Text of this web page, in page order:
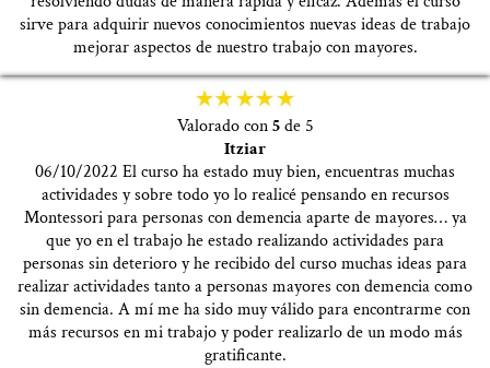
sirve para adquirir nuevos conocimientos nuevas ideas de trabajo
mejorar aspectos de nuestro trabajo con mayores.
Valorado con5de 5
Itziar
06/10/2022 El curso ha estado muy bien, encuentras muchas
actividades y sobre todo yo lo realicé pensando en recursos
Montessori para personas con demencia aparte de mayores… ya
que yo en el trabajo he estado realizando actividades para
personas sin deterioro y he recibido del curso muchas ideas para
realizar actividades tanto a personas mayores con demencia como
sin demencia. A mí me ha sido muy válido para encontrarme con
más recursos en mi trabajo y poder realizarlo de un modo más
gratificante.